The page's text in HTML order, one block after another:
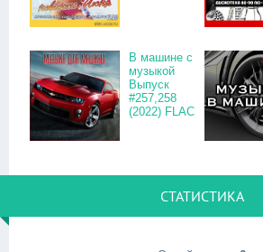
В машине с
музыкой
Выпуск
#257,258
(2022) FLAC
СТАТИСТИКА